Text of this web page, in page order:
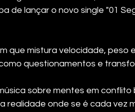
de lançar o novo single "01
que mistura velocidade, peso
questionamentos e
sobre mentes em
realidade onde se é cada vez